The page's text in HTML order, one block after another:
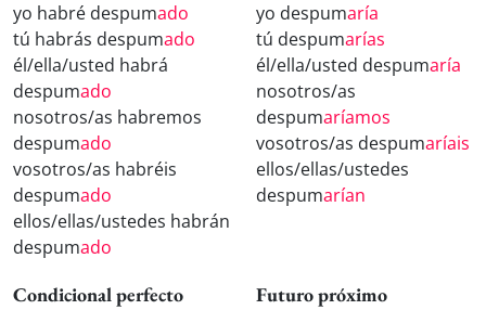
yo habré despumado
tú habrás despumado
él/ella/usted habrá
despumado
nosotros/as habremos
despumado
vosotros/as habréis
despumado
ellos/ellas/ustedes habrán
despumado
yo despumaría
tú despumarías
él/ella/usted despumaría
nosotros/as
despumaríamos
vosotros/as despumaríais
ellos/ellas/ustedes
despumarían
Condicional perfecto Futuro próximo